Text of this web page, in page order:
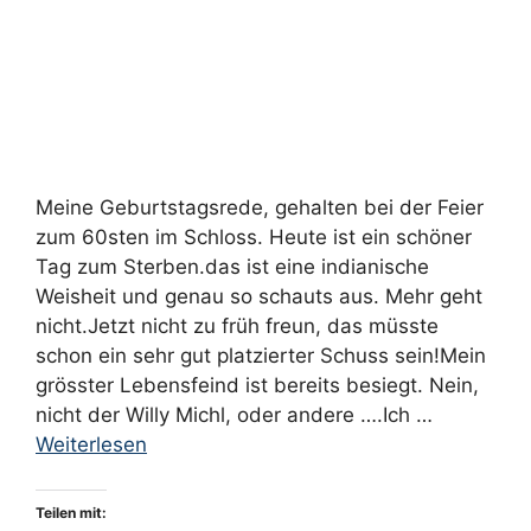
Meine Geburtstagsrede, gehalten bei der Feier
zum 60sten im Schloss. Heute ist ein schöner
Tag zum Sterben.das ist eine indianische
Weisheit und genau so schauts aus. Mehr geht
nicht.Jetzt nicht zu früh freun, das müsste
schon ein sehr gut platzierter Schuss sein!Mein
grösster Lebensfeind ist bereits besiegt. Nein,
nicht der Willy Michl, oder andere ….Ich …
Weiterlesen
Teilen mit:
Februar 2019
Januar 2019
Dezember 2018
November 2018
Juni 2018
Mai 2018
April 2018
März 2018